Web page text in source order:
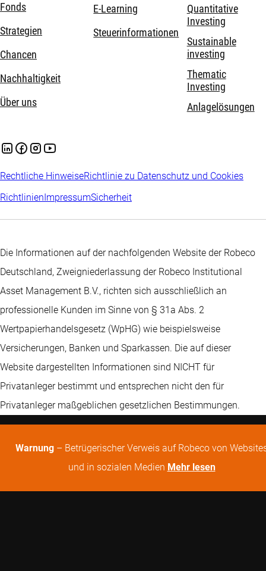
Fonds
Strategien
Chancen
Nachhaltigkeit
Über uns
E-Learning
Steuerinformationen
Quantitative
Investing
Sustainable
investing
Thematic
Investing
Anlagelösungen
Rechtliche HinweiseRichtlinie zu Datenschutz und Cookies
RichtlinienImpressumSicherheit
Die Informationen auf der nachfolgenden Website der Robeco
Deutschland, Zweigniederlassung der Robeco Institutional
Asset Management B.V., richten sich ausschließlich an
professionelle Kunden im Sinne von § 31a Abs. 2
Wertpapierhandelsgesetz (WpHG) wie beispielsweise
Versicherungen, Banken und Sparkassen. Die auf dieser
Website dargestellten Informationen sind NICHT für
Privatanleger bestimmt und entsprechen nicht den für
Privatanleger maßgeblichen gesetzlichen Bestimmungen.
Warnung – Betrügerischer Verweis auf Robeco von
und in sozialen Medien Mehr lesen